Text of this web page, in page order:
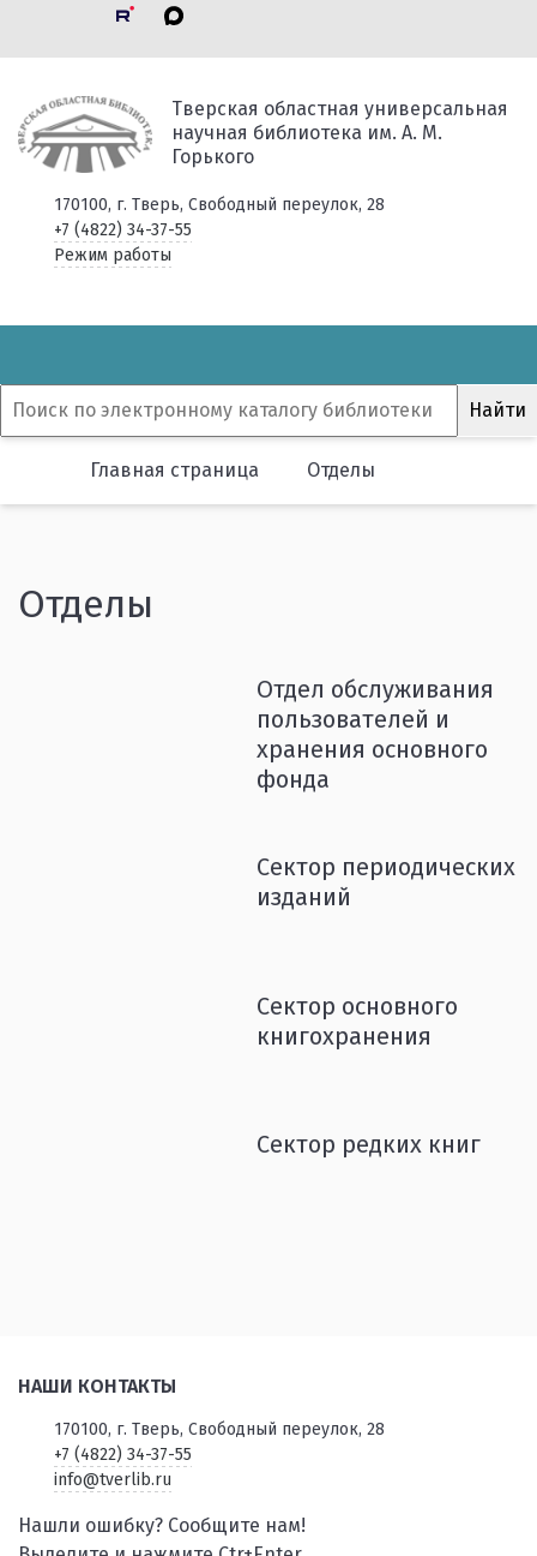
Тверская областная универсальная
научная библиотека им. А. М.
Горького
170100, г. Тверь, Свободный переулок, 28
+7 (4822) 34-37-55
Режим работы
Главная страница Отделы
Отделы
Отдел обслуживания
пользователей и
хранения основного
фонда
Сектор периодических
изданий
Сектор основного
книгохранения
Сектор редких книг
НАШИ КОНТАКТЫ
170100, г. Тверь, Свободный переулок, 28
+7 (4822) 34-37-55
info@tverlib.ru
Нашли ошибку? Сообщите нам!